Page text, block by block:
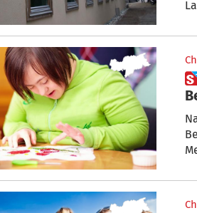
 Wiedereröffnung von